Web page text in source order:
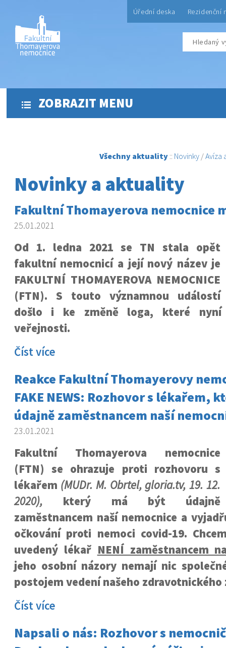
Úřední deska Rezidenční
ZOBRAZIT MENU
Všechny aktuality :: Novinky /Avíza
Novinky a aktuality
Fakultní Thomayerova nemocnice
25.01.2021
Od 1. ledna 2021 se TN stala opět
fakultní nemocnicí a její nový název je
FAKULTNÍ THOMAYEROVA NEMOCNICE
(FTN). S touto významnou událostí
došlo i ke změně loga, které nyní
veřejnosti.
Číst více
Reakce Fakultní Thomayerovy
FAKE NEWS: Rozhovor s lékařem,
údajně zaměstnancem naší
23.01.2021
Fakultní Thomayerova nemocnice
(FTN) se ohrazuje proti rozhovoru s
lékařem (MUDr. M. Obrtel, gloria.tv, 19. 12.
2020), který má být údajně
zaměstnancem naší nemocnice a
očkování proti nemoci covid-19.
uvedený lékař NENÍ zaměstnancem
jeho osobní názory nemají nic
postojem vedení našeho zdravotnického
Číst více
Napsali o nás: Rozhovor s